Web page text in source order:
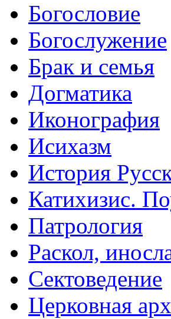
Богословие
Богослужение
Брак и семья
Догматика
Иконография
Исихазм
История
Катихизис.
Патрология
Раскол,
Сектоведение
Церковная